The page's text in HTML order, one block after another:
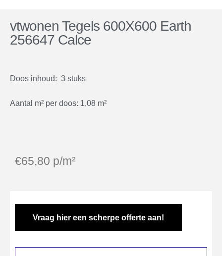
vtwonen Tegels 600X600 Earth
256647 Calce
Doos inhoud: 3 stuks
Aantal m² per doos: 1,08 m²
€65,80 p/m²
Vraag hier een scherpe offerte aan!